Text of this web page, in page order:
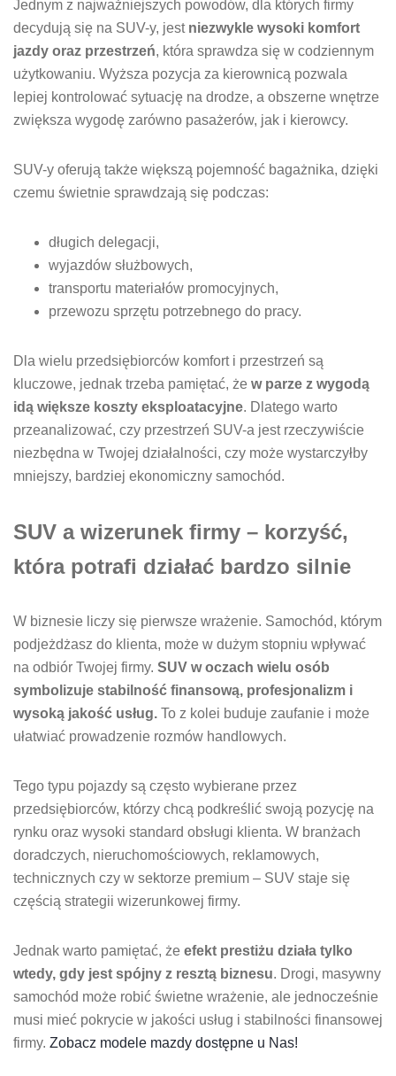
Jednym z najważniejszych powodów, dla których firmy
decydują się na SUV-y, jest niezwykle wysoki komfort
jazdy oraz przestrzeń, która sprawdza się w codziennym
użytkowaniu. Wyższa pozycja za kierownicą pozwala
lepiej kontrolować sytuację na drodze, a obszerne wnętrze
zwiększa wygodę zarówno pasażerów, jak i kierowcy.
SUV-y oferują także większą pojemność bagażnika, dzięki
czemu świetnie sprawdzają się podczas:
długich delegacji,
wyjazdów służbowych,
transportu materiałów promocyjnych,
przewozu sprzętu potrzebnego do pracy.
Dla wielu przedsiębiorców komfort i przestrzeń są
kluczowe, jednak trzeba pamiętać, że w parze z wygodą
idą większe koszty eksploatacyjne. Dlatego warto
przeanalizować, czy przestrzeń SUV-a jest rzeczywiście
niezbędna w Twojej działalności, czy może wystarczyłby
mniejszy, bardziej ekonomiczny samochód.
SUV a wizerunek firmy – korzyść,
która potrafi działać bardzo silnie
W biznesie liczy się pierwsze wrażenie. Samochód, którym
podjeżdżasz do klienta, może w dużym stopniu wpływać
na odbiór Twojej firmy. SUV w oczach wielu osób
symbolizuje stabilność finansową, profesjonalizm i
wysoką jakość usług. To z kolei buduje zaufanie i może
ułatwiać prowadzenie rozmów handlowych.
Tego typu pojazdy są często wybierane przez
przedsiębiorców, którzy chcą podkreślić swoją pozycję na
rynku oraz wysoki standard obsługi klienta. W branżach
doradczych, nieruchomościowych, reklamowych,
technicznych czy w sektorze premium – SUV staje się
częścią strategii wizerunkowej firmy.
Jednak warto pamiętać, że efekt prestiżu działa tylko
wtedy, gdy jest spójny z resztą biznesu. Drogi, masywny
samochód może robić świetne wrażenie, ale jednocześnie
musi mieć pokrycie w jakości usług i stabilności finansowej
firmy. Zobacz modele mazdy dostępne u Nas!